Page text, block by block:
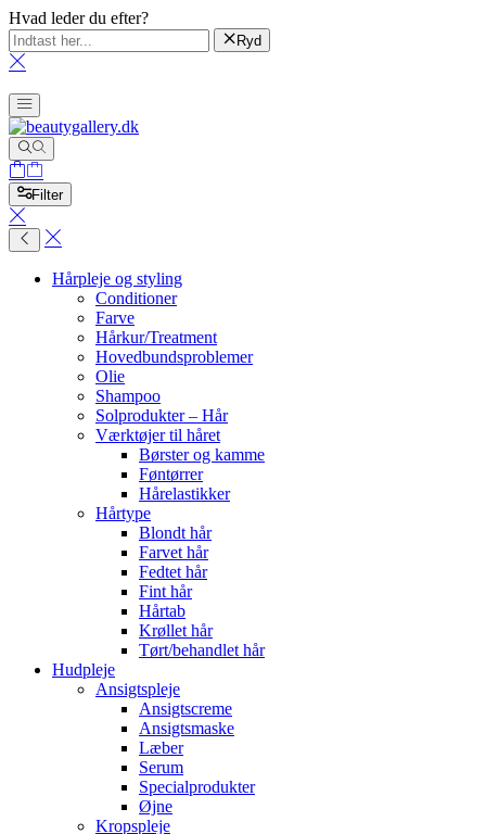
Hvad leder du efter?
Ryd
Filter
Hårpleje og styling
Conditioner
Farve
Hårkur/Treatment
Hovedbundsproblemer
Olie
Shampoo
Solprodukter – Hår
Værktøjer til håret
Børster og kamme
Føntørrer
Hårelastikker
Hårtype
Blondt hår
Farvet hår
Fedtet hår
Fint hår
Hårtab
Krøllet hår
Tørt/behandlet hår
Hudpleje
Ansigtspleje
Ansigtscreme
Ansigtsmaske
Læber
Serum
Specialprodukter
Øjne
Kropspleje